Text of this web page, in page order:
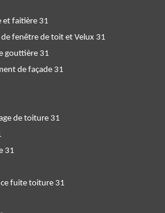
et faitière 31
fenêtre de toit et Velux 31
gouttière 31
de façade 31
de toiture 31
31
fuite toiture 31